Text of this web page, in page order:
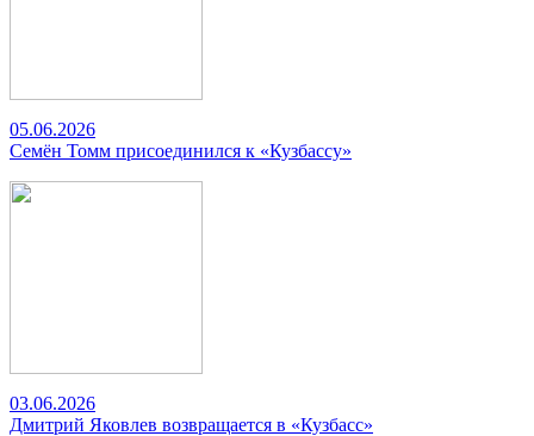
05.06.2026
Семён Томм присоединился к «Кузбассу»
03.06.2026
Дмитрий Яковлев возвращается в «Кузбасс»